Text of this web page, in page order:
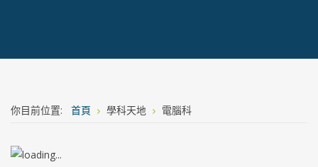
你目前位置: 首頁 學科天地 電腦科